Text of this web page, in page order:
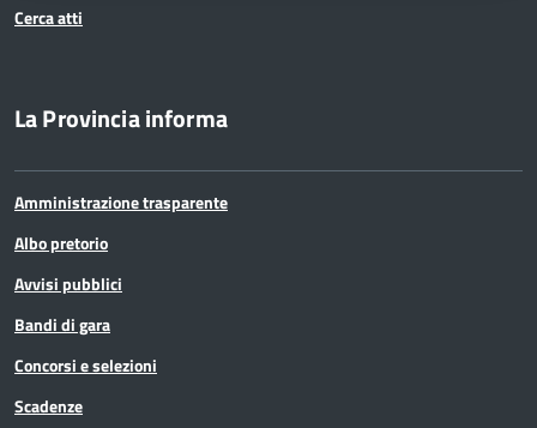
Cerca atti
La Provincia informa
Amministrazione trasparente
Albo pretorio
Avvisi pubblici
Bandi di gara
Concorsi e selezioni
Scadenze